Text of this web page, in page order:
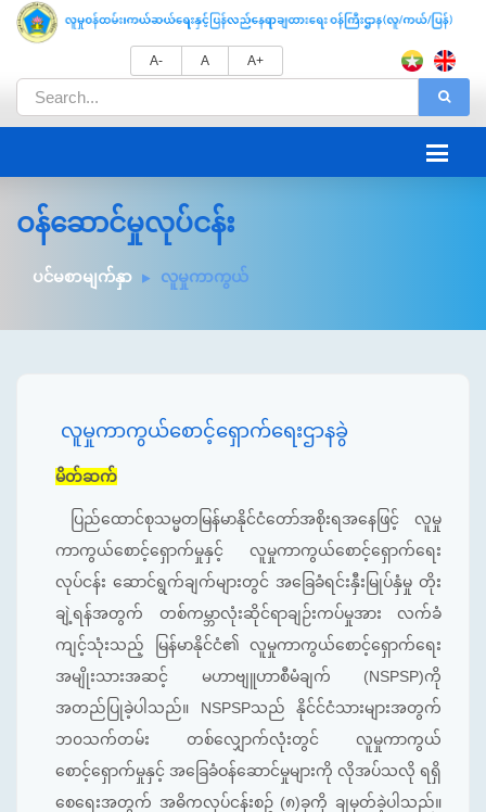
A- A A+
ဝန်ဆောင်မှုလုပ်ငန်း
ပင်မစာမျက်နှာ လူမှုကာကွယ်
လူမှုကာကွယ်စောင့်ရှောက်ရေးဌာနခွဲ
မိတ်ဆက်
ပြည်ထောင်စုသမ္မတမြန်မာနိုင်ငံတော်အစိုးရအနေဖြင့် လူမှု
ကာကွယ်စောင့်ရှောက်မှုနှင့် လူမှုကာကွယ်စောင့်ရှောက်ရေး
လုပ်ငန်း ဆောင်ရွက်ချက်များတွင် အ‌ခြေခံရင်းနှီးမြုပ်နှံမှု တိုး
ချဲ့ရန်အတွက် တစ်ကမ္ဘာလုံးဆိုင်ရာချဉ်းကပ်မှုအား လက်ခံ
ကျင့်သုံးသည့် မြန်မာနိုင်ငံ၏ လူမှုကာကွယ်စောင့်ရှောက်ရေး
အမျိုးသားအဆင့် မဟာဗျူဟာစီမံချက် (NSPSP)ကို
အတည်ပြုခဲ့ပါသည်။ NSPSPသည် နိုင်င်ငံသားများအတွက်
ဘ၀သက်တမ်း တစ်လျှောက်လုံးတွင် လူမှုကာကွယ်
စောင့်ရှောက်မှုနှင့် အခြေခံဝန်ဆောင်မှုများကို လိုအပ်သလို ရရှိ
စေရေးအတွက် အဓိကလုပ်ငန်းစဥ် (၈)ခုကို ချမှတ်ခဲ့ပါသည်။